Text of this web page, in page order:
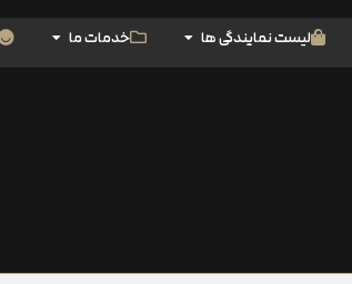
لیست نمایندگی ها خدمات ما